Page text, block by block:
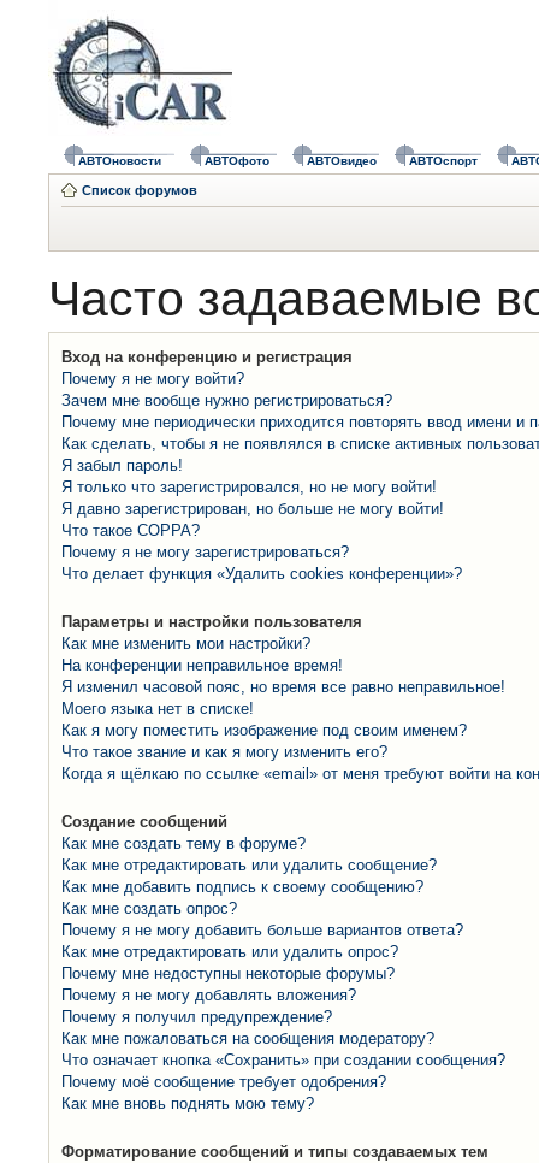
АВТОновости АВТОфото АВТОвидео АВТОспорт
Список форумов
Часто задаваемые
Вход на конференцию и регистрация
Почему я не могу войти?
Зачем мне вообще нужно регистрироваться?
Почему мне периодически приходится повторять ввод имени и
Как сделать, чтобы я не появлялся в списке активных
Я забыл пароль!
Я только что зарегистрировался, но не могу войти!
Я давно зарегистрирован, но больше не могу войти!
Что такое COPPA?
Почему я не могу зарегистрироваться?
Что делает функция «Удалить cookies конференции»?
Параметры и настройки пользователя
Как мне изменить мои настройки?
На конференции неправильное время!
Я изменил часовой пояс, но время все равно неправильное!
Моего языка нет в списке!
Как я могу поместить изображение под своим именем?
Что такое звание и как я могу изменить его?
Когда я щёлкаю по ссылке «email» от меня требуют войти на
Создание сообщений
Как мне создать тему в форуме?
Как мне отредактировать или удалить сообщение?
Как мне добавить подпись к своему сообщению?
Как мне создать опрос?
Почему я не могу добавить больше вариантов ответа?
Как мне отредактировать или удалить опрос?
Почему мне недоступны некоторые форумы?
Почему я не могу добавлять вложения?
Почему я получил предупреждение?
Как мне пожаловаться на сообщения модератору?
Что означает кнопка «Сохранить» при создании сообщения?
Почему моё сообщение требует одобрения?
Как мне вновь поднять мою тему?
Форматирование сообщений и типы создаваемых тем